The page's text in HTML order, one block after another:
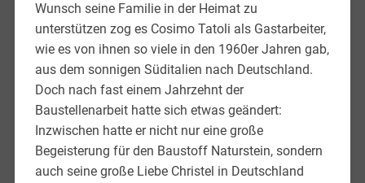
Wunsch seine Familie in der Heimat zu
unterstützen zog es Cosimo Tatoli als Gastarbeiter,
wie es von ihnen so viele in den 1960er Jahren gab,
aus dem sonnigen Süditalien nach Deutschland.
Doch nach fast einem Jahrzehnt der
Baustellenarbeit hatte sich etwas geändert:
Inzwischen hatte er nicht nur eine große
Begeisterung für den Baustoff Naturstein, sondern
auch seine große Liebe Christel in Deutschland